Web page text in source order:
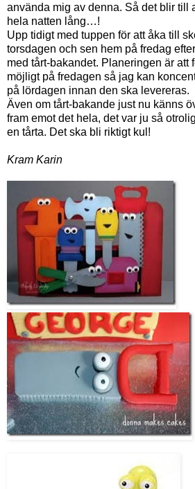
använda mig av denna. Så det blir till
hela natten lång…!
Upp tidigt med tuppen för att åka till
torsdagen och sen hem på fredag
med tårt-bakandet. Planeringen är att
möjligt på fredagen så jag kan
på lördagen innan den ska levereras.
Även om tårt-bakande just nu känns
fram emot det hela, det var ju så
en tårta. Det ska bli riktigt kul!
Kram Karin